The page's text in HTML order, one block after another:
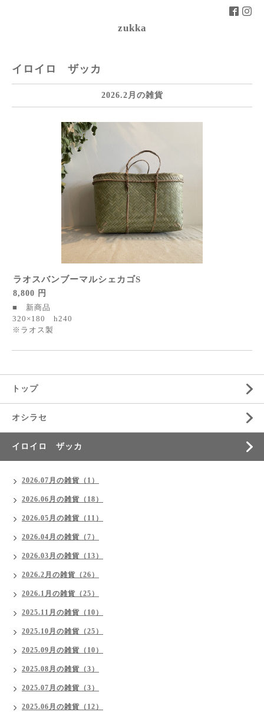
zukka
イロイロ ザッカ
2026.2月の雑貨
ラオスバンブーマルシェカゴS
8,800 円
■ 新商品
320×180 h240
※ラオス製
トップ
オシラセ
イロイロ ザッカ
2026.07月の雑貨（1）
2026.06月の雑貨（18）
2026.05月の雑貨（11）
2026.04月の雑貨（7）
2026.03月の雑貨（13）
2026.2月の雑貨（26）
2026.1月の雑貨（25）
2025.11月の雑貨（10）
2025.10月の雑貨（25）
2025.09月の雑貨（10）
2025.08月の雑貨（3）
2025.07月の雑貨（3）
2025.06月の雑貨（12）